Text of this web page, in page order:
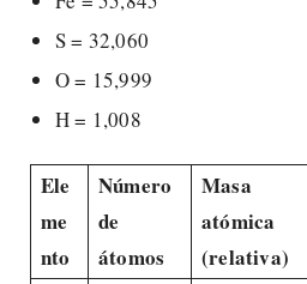
S = 32,060
O = 15,999
H = 1,008
Ele
me
nto
Número
de
átomos
Masa
atómica
(relativa)